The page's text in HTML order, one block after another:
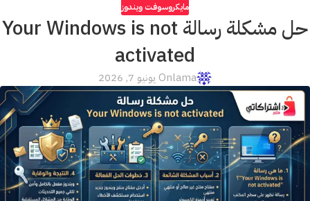
مايكروسوفت ويندوز
حل مشكلة رسالة Your Windows is not
activated
lamaOn يونيو 7, 2026